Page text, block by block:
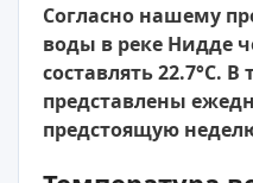
Согласно нашему
воды в реке Нидде
составлять 22.7°C.
представлены
предстоящую